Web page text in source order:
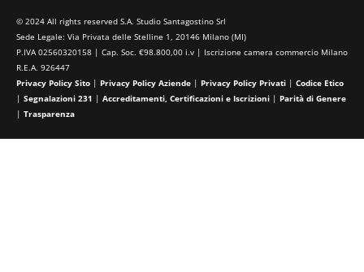
© 2024 All rights reserved S.A. Studio Santagostino Srl
Sede Legale: Via Privata delle Stelline 1, 20146 Milano (MI)
P.IVA 02560320158 | Cap. Soc. €98.800,00 i.v | Iscrizione camera commercio Milano
R.E.A. 926447
Privacy Policy Sito | Privacy Policy Aziende | Privacy Policy Privati | Codice Etico
| Segnalazioni 231 | Accreditamenti, Certificazioni e Iscrizioni | Parità di Genere
| Trasparenza